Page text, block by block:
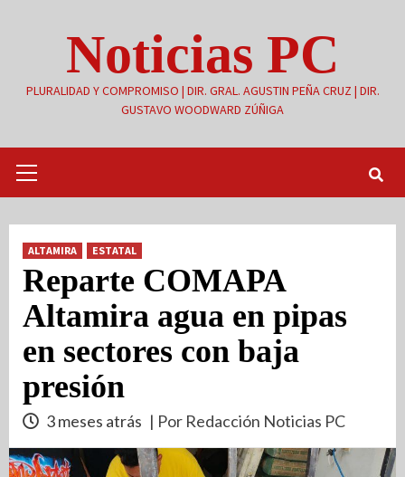
Noticias PC
PLURALIDAD Y COMPROMISO | DIR. GRAL. AGUSTIN PEÑA CRUZ | DIR.
GUSTAVO WOODWARD ZÚÑIGA
primario
ALTAMIRA ESTATAL
Reparte COMAPA
Altamira agua en pipas
en sectores con baja
presión
3 meses atrás | Por Redacción Noticias PC